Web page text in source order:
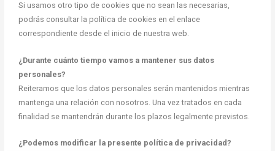
Si usamos otro tipo de cookies que no sean las necesarias,
podrás consultar la política de cookies en el enlace
correspondiente desde el inicio de nuestra web.
¿Durante cuánto tiempo vamos a mantener sus datos
personales?
Reiteramos que los datos personales serán mantenidos mientras
mantenga una relación con nosotros. Una vez tratados en cada
finalidad se mantendrán durante los plazos legalmente previstos.
¿Podemos modificar la presente política de privacidad?